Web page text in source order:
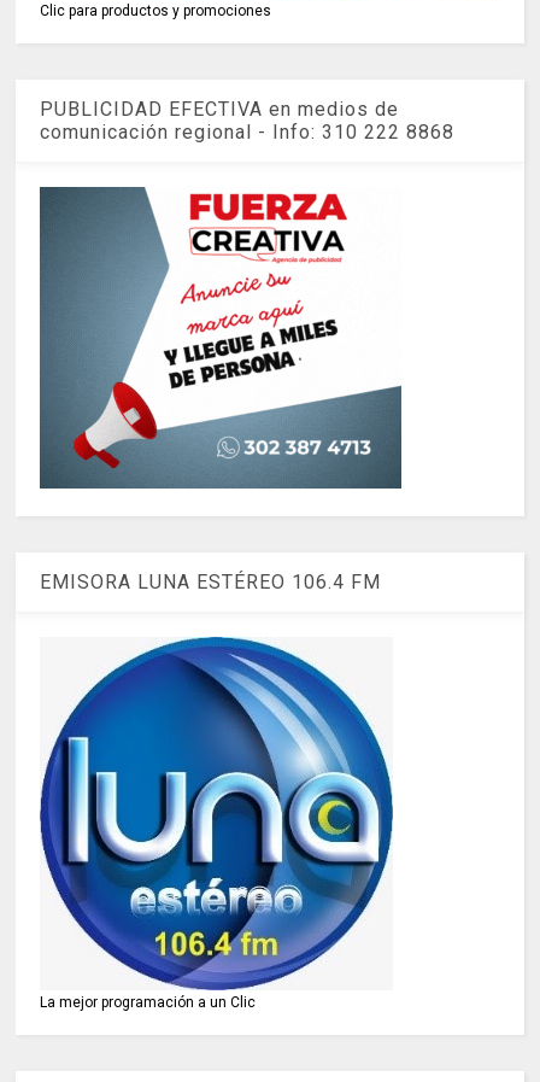
Clic para productos y promociones
PUBLICIDAD EFECTIVA en medios de
comunicación regional - Info: 310 222 8868
EMISORA LUNA ESTÉREO 106.4 FM
La mejor programación a un Clic